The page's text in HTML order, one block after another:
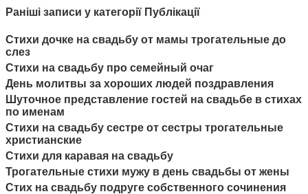
Раніші записи у категорії Публікації
Стихи дочке на свадьбу от мамы трогательные до
слез
Стихи на свадьбу про семейный очаг
День молитвы за хороших людей поздравления
Шуточное представление гостей на свадьбе в стихах
по именам
Стихи на свадьбу сестре от сестры трогательные
христианские
Стихи для каравая на свадьбу
Трогательные стихи мужу в день свадьбы от жены
Стих на свадьбу подруге собственного сочинения